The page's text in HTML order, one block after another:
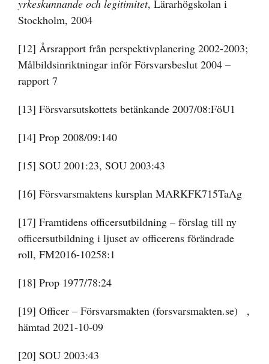
yrkeskunnande och legitimitet, Lärarhögskolan i
Stockholm, 2004
[12] Årsrapport från perspektivplanering 2002-2003;
Målbildsinriktningar inför Försvarsbeslut 2004 –
rapport 7
[13] Försvarsutskottets betänkande 2007/08:FöU1
[14] Prop 2008/09:140
[15] SOU 2001:23, SOU 2003:43
[16] Försvarsmaktens kursplan MARKFK715TaAg
[17] Framtidens officersutbildning – förslag till ny
officersutbildning i ljuset av officerens förändrade
roll, FM2016-10258:1
[18] Prop 1977/78:24
[19] Officer – Försvarsmakten (forsvarsmakten.se)
,
hämtad 2021-10-09
[20] SOU 2003:43